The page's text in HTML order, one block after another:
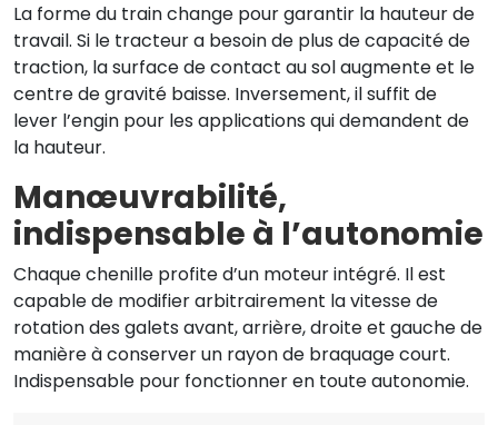
La forme du train change pour garantir la hauteur de
travail. Si le tracteur a besoin de plus de capacité de
traction, la surface de contact au sol augmente et le
centre de gravité baisse. Inversement, il suffit de
lever l’engin pour les applications qui demandent de
la hauteur.
Manœuvrabilité,
indispensable à l’autonomie
Chaque chenille profite d’un moteur intégré. Il est
capable de modifier arbitrairement la vitesse de
rotation des galets avant, arrière, droite et gauche de
manière à conserver un rayon de braquage court.
Indispensable pour fonctionner en toute autonomie.